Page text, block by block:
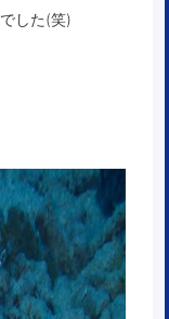
した(笑)